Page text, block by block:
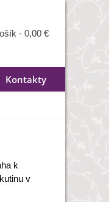
- 0,00 €
Kontakty
k
v